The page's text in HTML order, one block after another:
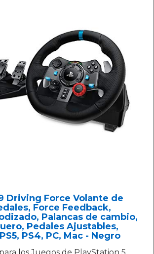
Driving Force Volante de
Force Feedback,
Palancas de cambio,
Pedales Ajustables,
PS4, PC, Mac - Negro